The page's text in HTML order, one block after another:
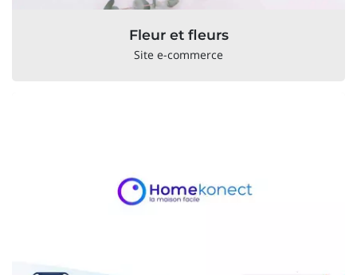
Fleur et fleurs
Site e-commerce